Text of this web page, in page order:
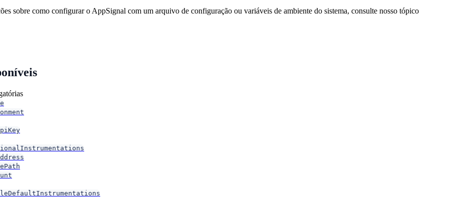
sobre como configurar o AppSignal com um arquivo de configuração ou variáveis de ambiente do sistema, consulte nosso tópico